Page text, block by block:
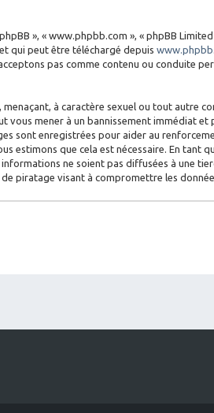
», « www.phpbb.com », « phpBB
qui peut être téléchargé depuis
pas comme contenu ou conduite
à caractère sexuel ou tout autre
vous mener à un bannissement immédiat
sont enregistrées pour aider au
estimons que cela est nécessaire. En tant
ne soient pas diffusées à une
piratage visant à compromettre les